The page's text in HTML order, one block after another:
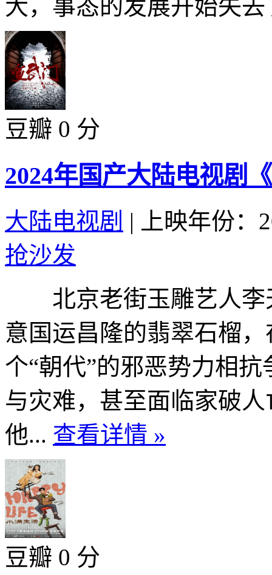
大，事态的发展开始失
豆瓣 0 分
2024年国产大陆电视剧
大陆电视剧 |
上映年份：
抢沙发
北京老街玉雕艺人李
意国运昌隆的翡翠石榴
个“朝代”的邪恶势力相
与灾难，甚至面临家破
他... 查看详情 »
豆瓣 0 分